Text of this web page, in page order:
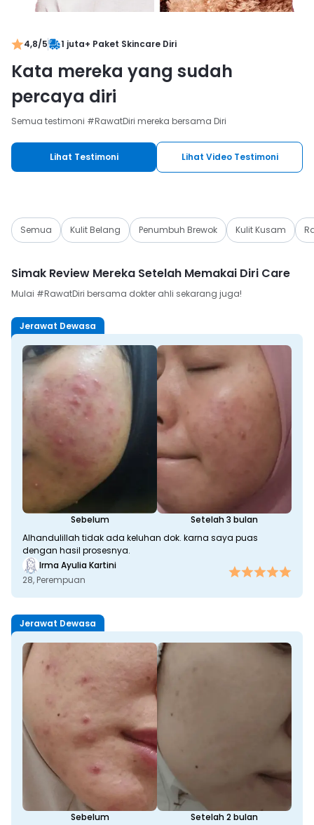
4,8/5 1 juta+ Paket Skincare Diri
Kata mereka yang sudah
percaya diri
Semua testimoni #RawatDiri mereka bersama Diri
Lihat Testimoni Lihat Video Testimoni
Semua Kulit Belang Penumbuh Brewok Kulit Kusam
Simak Review Mereka Setelah Memakai Diri Care
Mulai #RawatDiri bersama dokter ahli sekarang juga!
Jerawat Dewasa
Sebelum
Setelah 3 bulan
Alhandulillah tidak ada keluhan dok. karna saya puas
dengan hasil prosesnya.
Irma Ayulia Kartini
28, Perempuan
Jerawat Dewasa
Sebelum
Setelah 2 bulan